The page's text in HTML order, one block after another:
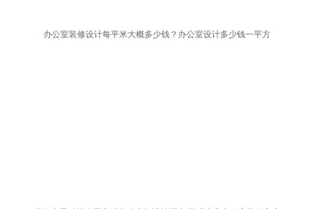
办公室装修设计每平米大概多少钱？办公室设计多少钱一平方